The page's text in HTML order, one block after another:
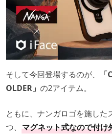
そして今回登場するのが、
OLDER」 の2アイテム。
ともに、ナンガロゴを施し
つ、 マグネット式なので付け